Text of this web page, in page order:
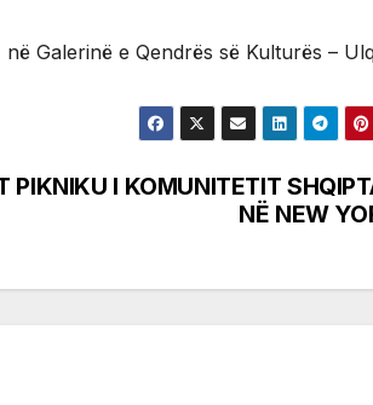
Galerinë e Qendrës së Kulturës –
PIKNIKU I KOMUNITETIT
NË NEW